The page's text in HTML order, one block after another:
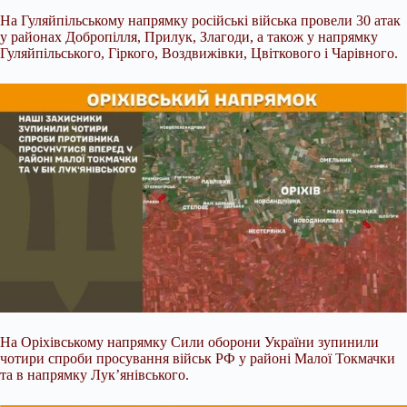
На Гуляйпільському напрямку російські війська провели 30 атак
у районах Добропілля, Прилук, Злагоди, а також у напрямку
Гуляйпільського, Гіркого, Воздвижівки, Цвіткового і Чарівного.
На Оріхівському напрямку Сили оборони України зупинили
чотири спроби просування військ РФ у районі Малої Токмачки
та в напрямку Лук’янівського.